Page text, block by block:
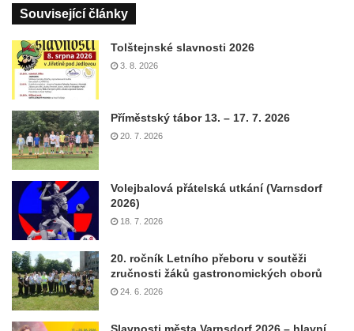
Související články
Tolštejnské slavnosti 2026
3. 8. 2026
Příměstský tábor 13. – 17. 7. 2026
20. 7. 2026
Volejbalová přátelská utkání (Varnsdorf
2026)
18. 7. 2026
20. ročník Letního přeboru v soutěži
zručnosti žáků gastronomických oborů
24. 6. 2026